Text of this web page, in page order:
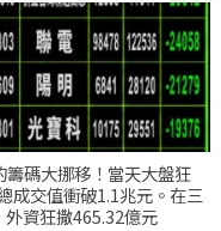
碼大挪移！當天大盤狂
成交值衝破1.1兆元。在三
資狂撒465.32億元